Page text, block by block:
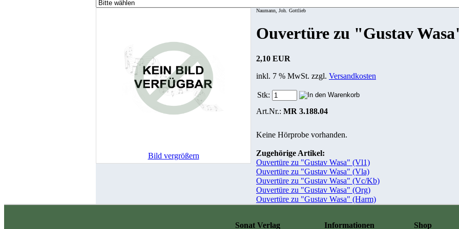
Bild vergrößern
Naumann, Joh. Gottlieb
Ouvertüre zu "Gustav
2,10 EUR
inkl. 7 % MwSt. zzgl. Versandkosten
Stk:
Art.Nr.: MR 3.188.04
Keine Hörprobe vorhanden.
Zugehörige Artikel:
Ouvertüre zu "Gustav Wasa" (Vl1)
Ouvertüre zu "Gustav Wasa" (Vla)
Ouvertüre zu "Gustav Wasa" (Vc/Kb)
Ouvertüre zu "Gustav Wasa" (Org)
Ouvertüre zu "Gustav Wasa" (Harm)
Shop
Informationen
Sonat Verlag